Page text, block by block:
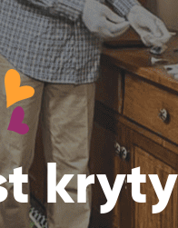
teraz
w
i
co to oznacza w
ludzi, którym już
miejsc, do których dociera